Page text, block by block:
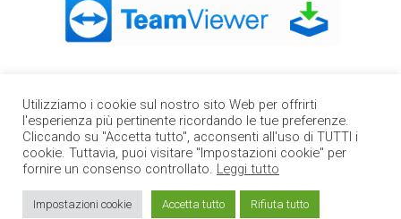
Utilizziamo i cookie sul nostro sito Web per offrirti
l'esperienza più pertinente ricordando le tue preferenze.
Cliccando su "Accetta tutto", acconsenti all'uso di TUTTI i
cookie. Tuttavia, puoi visitare "Impostazioni cookie" per
fornire un consenso controllato. Leggi tutto
Impostazioni cookie Accetta tutto Rifiuta tutto